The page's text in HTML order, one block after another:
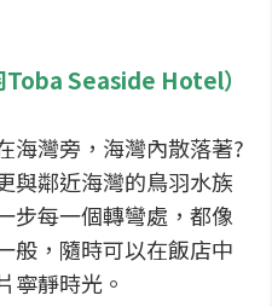
Seaside Hotel）
海灣旁，海灣內散落著?
與鄰近海灣的鳥羽水族
步每一個轉彎處，都像
般，隨時可以在飯店中
寧靜時光。